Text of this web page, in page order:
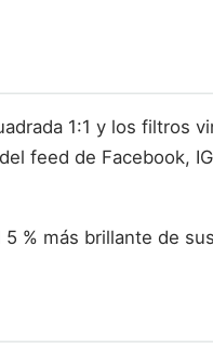
1:1 y los filtros
feed de Facebook,
% más brillante de